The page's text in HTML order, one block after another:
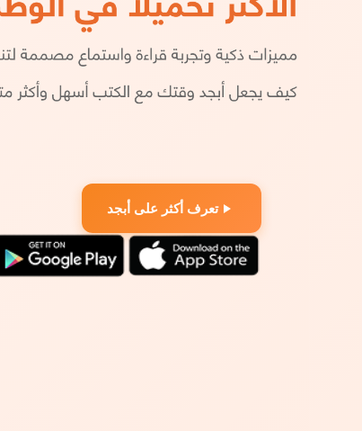
تعرف أكثر على أبجد